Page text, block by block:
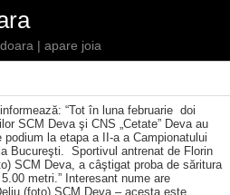
| apare joia
“Tot în luna februarie doi
SCM Deva şi CNS „Cetate” Deva au
la etapa a II-a a Campionatului
Bucureşti. Sportivul antrenat de Florin
SCM Deva, a câştigat proba de săritura
metri.” Interesant nume are
(foto) SCM Deva – acesta este